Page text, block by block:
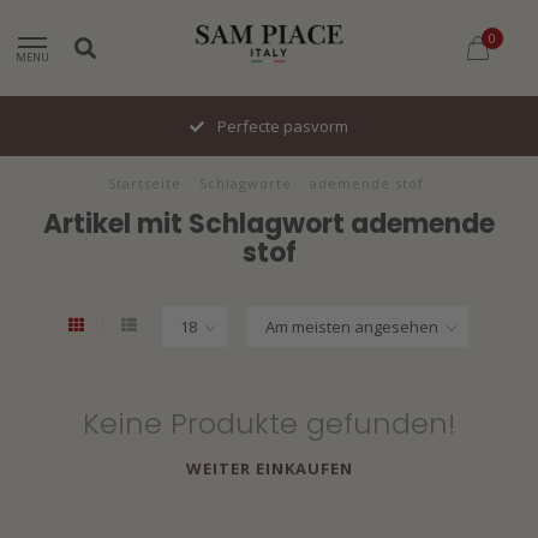
MENU
0
Perfecte pasvorm
Startseite Schlagworte ademende stof
Artikel mit Schlagwort ademende
stof
Keine Produkte gefunden!
WEITER EINKAUFEN